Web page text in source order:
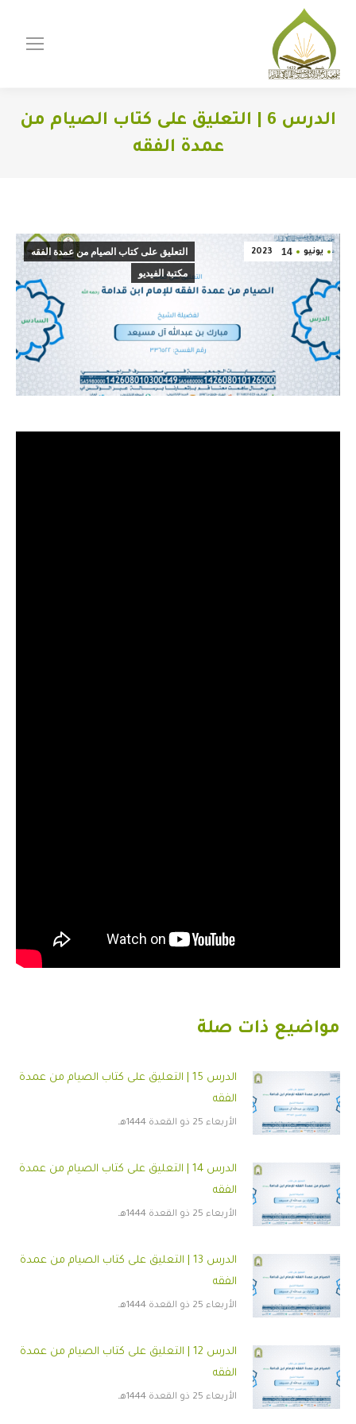
الدرس 6 | التعليق على كتاب الصيام من
عمدة الفقه
يونيو 14
2023
التعليق على كتاب الصيام من عمدة الفقه
مكتبة الفيديو
مواضيع ذات صلة
الدرس 15 | التعليق على كتاب الصيام من عمدة
الفقه
الأربعاء 25 ذو القعدة 1444هـ
الدرس 14 | التعليق على كتاب الصيام من عمدة
الفقه
الأربعاء 25 ذو القعدة 1444هـ
الدرس 13 | التعليق على كتاب الصيام من عمدة
الفقه
الأربعاء 25 ذو القعدة 1444هـ
الدرس 12 | التعليق على كتاب الصيام من عمدة
الفقه
الأربعاء 25 ذو القعدة 1444هـ